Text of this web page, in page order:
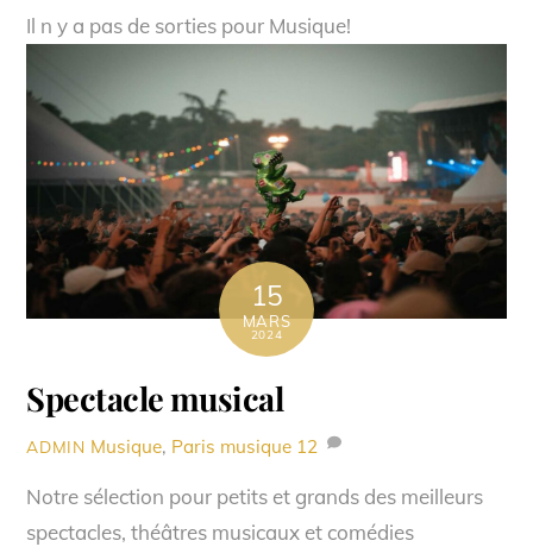
Il n y a pas de sorties pour Musique!
15
MARS
2024
Spectacle musical
ADMIN Musique, Paris musique 12
Notre sélection pour petits et grands des meilleurs
spectacles, théâtres musicaux et comédies